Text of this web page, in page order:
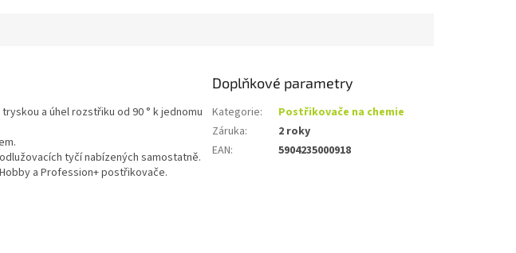
a úhel rozstřiku od 90 ° k jednomu
tyčí nabízených samostatně.
a Profession+ postřikovače.
Doplňkové parametry
Kategorie:
Postřikovače na chemie
Záruka:
2 roky
EAN: 5904235000918